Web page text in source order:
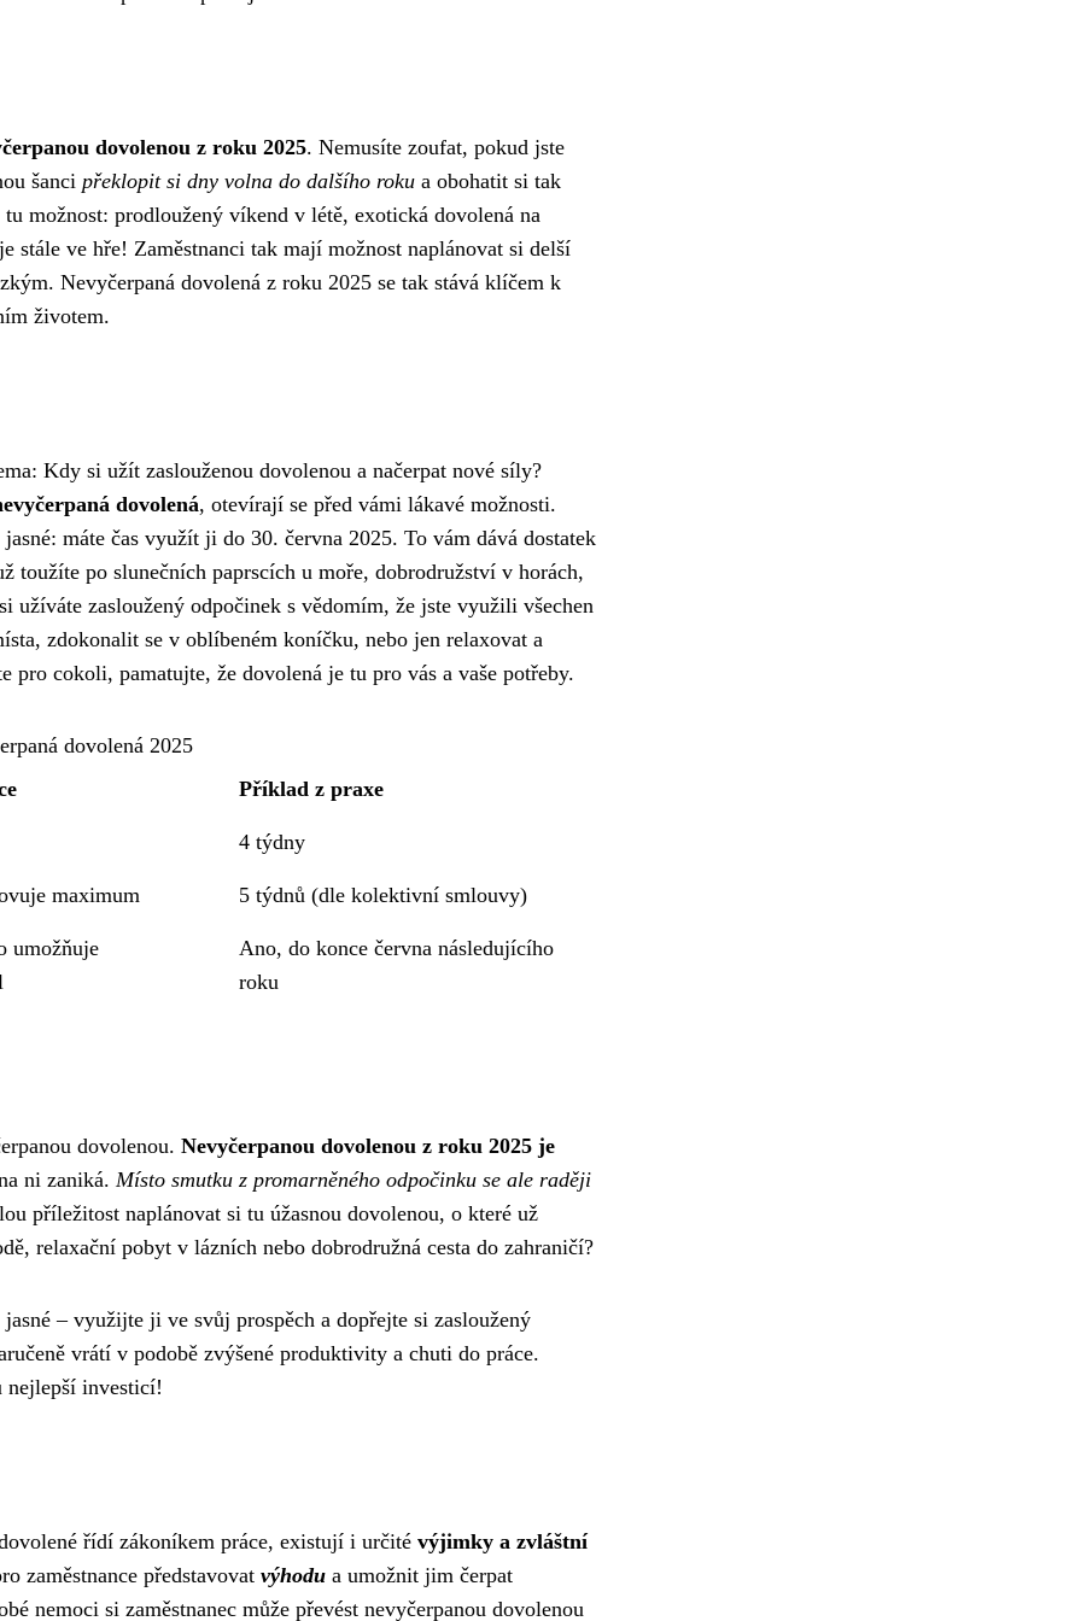
dovolenou z roku 2025. Nemusíte zoufat, pokud jste
šanci překlopit si dny volna do dalšího roku a obohatit si tak
možnost: prodloužený víkend v létě, exotická dovolená na
stále ve hře! Zaměstnanci tak mají možnost naplánovat si delší
Nevyčerpaná dovolená z roku 2025 se tak stává klíčem k
životem.
Kdy si užít zaslouženou dovolenou a načerpat nové síly?
dovolená, otevírají se před vámi lákavé možnosti.
máte čas využít ji do 30. června 2025. To vám dává dostatek
toužíte po slunečních paprscích u moře, dobrodružství v horách,
užíváte zasloužený odpočinek s vědomím, že jste využili všechen
zdokonalit se v oblíbeném koníčku, nebo jen relaxovat a
pro cokoli, pamatujte, že dovolená je tu pro vás a vaše potřeby.
dovolená 2025
Příklad z praxe
4 týdny
maximum 5 týdnů (dle kolektivní smlouvy)
umožňuje
Ano, do konce června následujícího
roku
dovolenou. Nevyčerpanou dovolenou z roku 2025 je
ni zaniká. Místo smutku z promarněného odpočinku se ale raději
příležitost naplánovat si tu úžasnou dovolenou, o které už
relaxační pobyt v lázních nebo dobrodružná cesta do zahraničí?
– využijte ji ve svůj prospěch a dopřejte si zasloužený
vrátí v podobě zvýšené produktivity a chuti do práce.
nejlepší investicí!
řídí zákoníkem práce, existují i ​​určité výjimky a zvláštní
zaměstnance představovat výhodu a umožnit jim čerpat
nemoci si zaměstnanec může převést nevyčerpanou dovolenou